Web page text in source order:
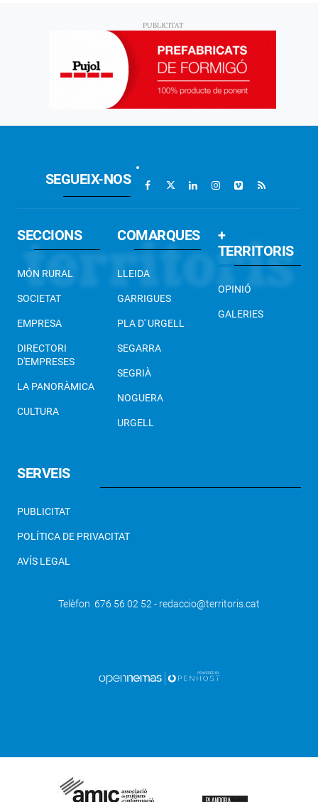
SEGUEIX-NOS
SECCIONS
MÓN RURAL
SOCIETAT
EMPRESA
DIRECTORI
D'EMPRESES
LA PANORÀMICA
CULTURA
COMARQUES
LLEIDA
GARRIGUES
PLA D' URGELL
SEGARRA
SEGRIÀ
NOGUERA
URGELL
+
TERRITORIS
OPINIÓ
GALERIES
SERVEIS
PUBLICITAT
POLÍTICA DE PRIVACITAT
AVÍS LEGAL
Telèfon 676 56 02 52 - redaccio@territoris.cat